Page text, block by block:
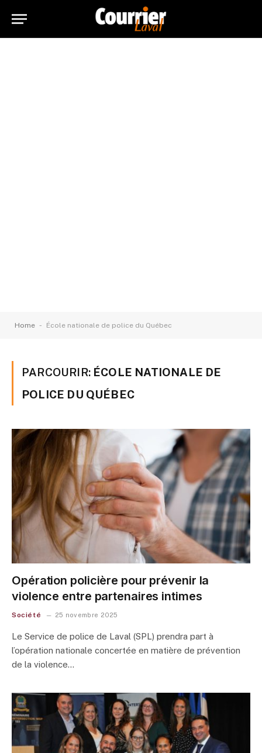
Home - École nationale de police du Québec
PARCOURIR: ÉCOLE NATIONALE DE
POLICE DU QUÉBEC
Opération policière pour prévenir la
violence entre partenaires intimes
Société 25 novembre 2025
Le Service de police de Laval (SPL) prendra part à
l’opération nationale concertée en matière de prévention
de la violence…